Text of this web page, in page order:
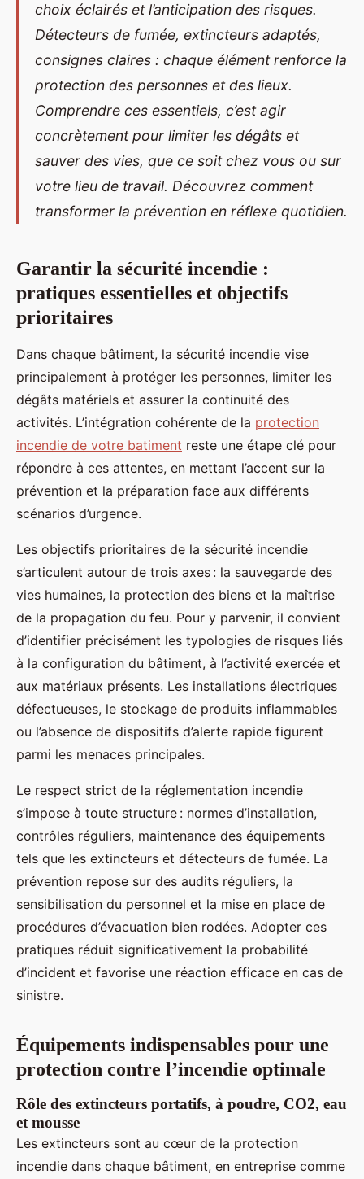
choix éclairés et l’anticipation des risques.
Détecteurs de fumée, extincteurs adaptés,
consignes claires : chaque élément renforce la
protection des personnes et des lieux.
Comprendre ces essentiels, c’est agir
concrètement pour limiter les dégâts et
sauver des vies, que ce soit chez vous ou sur
votre lieu de travail. Découvrez comment
transformer la prévention en réflexe quotidien.
Garantir la sécurité incendie :
pratiques essentielles et objectifs
prioritaires
Dans chaque bâtiment, la sécurité incendie vise
principalement à protéger les personnes, limiter les
dégâts matériels et assurer la continuité des
activités. L’intégration cohérente de la protection
incendie de votre batiment reste une étape clé pour
répondre à ces attentes, en mettant l’accent sur la
prévention et la préparation face aux différents
scénarios d’urgence.
Les objectifs prioritaires de la sécurité incendie
s’articulent autour de trois axes : la sauvegarde des
vies humaines, la protection des biens et la maîtrise
de la propagation du feu. Pour y parvenir, il convient
d’identifier précisément les typologies de risques liés
à la configuration du bâtiment, à l’activité exercée et
aux matériaux présents. Les installations électriques
défectueuses, le stockage de produits inflammables
ou l’absence de dispositifs d’alerte rapide figurent
parmi les menaces principales.
Le respect strict de la réglementation incendie
s’impose à toute structure : normes d’installation,
contrôles réguliers, maintenance des équipements
tels que les extincteurs et détecteurs de fumée. La
prévention repose sur des audits réguliers, la
sensibilisation du personnel et la mise en place de
procédures d’évacuation bien rodées. Adopter ces
pratiques réduit significativement la probabilité
d’incident et favorise une réaction efficace en cas de
sinistre.
Équipements indispensables pour une
protection contre l’incendie optimale
Rôle des extincteurs portatifs, à poudre, CO2, eau
et mousse
Les extincteurs sont au cœur de la protection
incendie dans chaque bâtiment, en entreprise comme